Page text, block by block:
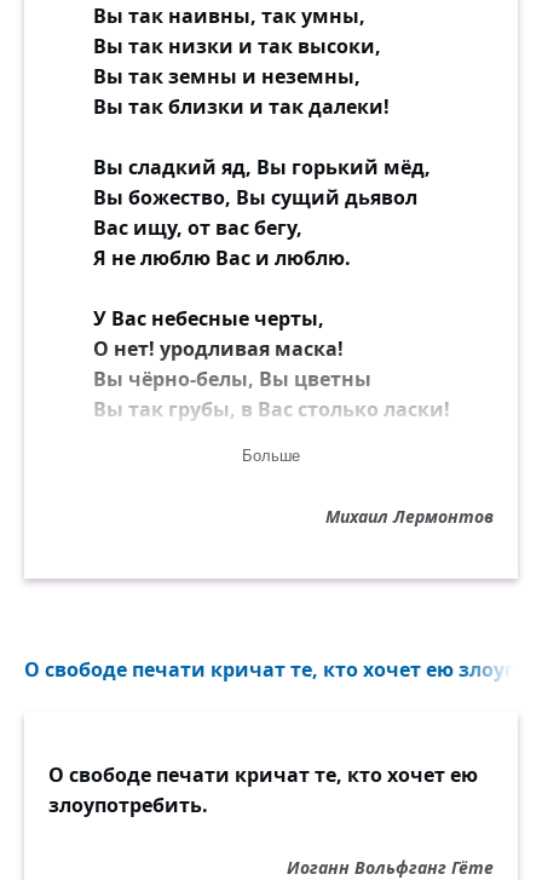
Вы так наивны, так умны,
Вы так низки и так высоки,
Вы так земны и неземны,
Вы так близки и так далеки!
Вы сладкий яд, Вы горький мёд,
Вы божество, Вы сущий дьявол
Вас ищу, от вас бегу,
Я не люблю Вас и люблю.
У Вас небесные черты,
О нет! уродливая маска!
Вы чёрно-белы, Вы цветны
Вы так грубы, в Вас столько ласки!
На Вас воздушные шелка!
Желанье знать вас и не знать
Больше
Михаил Лермонтов
О свободе печати кричат те, кто хочет ею
О свободе печати кричат те, кто хочет ею
злоупотребить.
Иоганн Вольфганг Гёте